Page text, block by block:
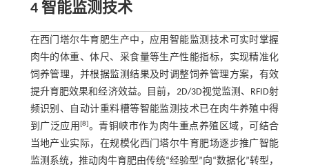
4 智能监测技术
在西门塔尔牛育肥生产中，应用智能监测技术可实时掌握
肉牛的体重、体尺、采食量等生产性能指标，实现精准化
饲养管理，并根据监测结果及时调整饲养管理方案，有效
提升育肥效果和经济效益。目前，2D/3D视觉监测、RFID射
频识别、自动计重料槽等智能监测技术已在肉牛养殖中得
到广泛应用[8]。青铜峡市作为肉牛重点养殖区域，可结合
当地产业实际，在规模化西门塔尔牛育肥场逐步推广智能
监测系统，推动肉牛育肥由传统“经验型”向“数据化”转型，